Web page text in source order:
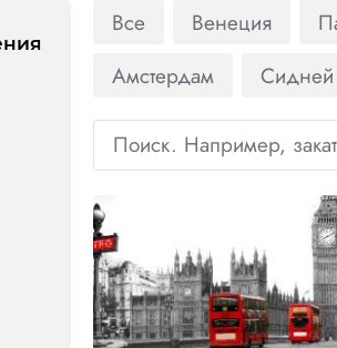
Все Венеция
Амстердам
Сидней